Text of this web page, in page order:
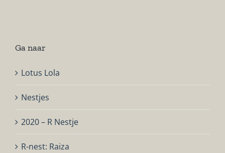
Ga naar
Lotus Lola
Nestjes
2020 – R Nestje
R-nest: Raiza